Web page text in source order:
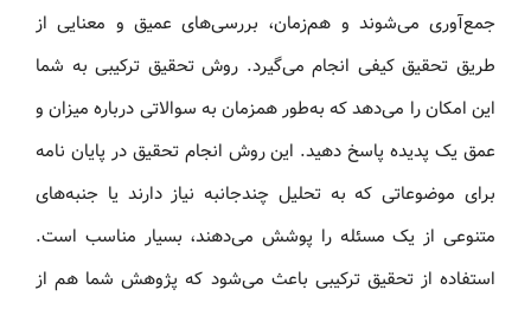
جمع‌آوری می‌شوند و هم‌زمان، بررسی‌های عمیق و معنایی از
طریق تحقیق کیفی انجام می‌گیرد. روش تحقیق ترکیبی به شما
این امکان را می‌دهد که به‌طور همزمان به سوالاتی درباره میزان و
عمق یک پدیده پاسخ دهید. این روش انجام تحقیق در پایان‌ نامه
برای موضوعاتی که به تحلیل چندجانبه نیاز دارند یا جنبه‌های
متنوعی از یک مسئله را پوشش می‌دهند، بسیار مناسب است.
استفاده از تحقیق ترکیبی باعث می‌شود که پژوهش شما هم از